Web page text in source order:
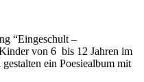
“Eingeschult –
von 6 bis 12 Jahren im
ein Poesiealbum mit